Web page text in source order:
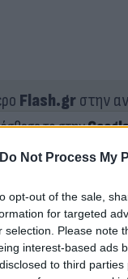
Do Not Process My
opt-out of the sale,
for targeted
selection. Please note
interest-based ads
to third
Flash.grστην